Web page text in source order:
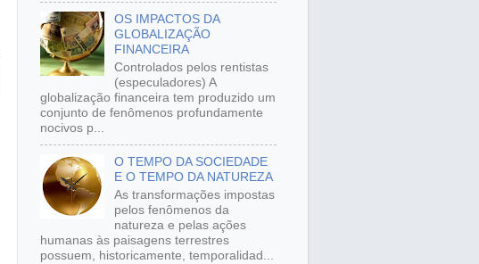
OS IMPACTOS DA
GLOBALIZAÇÃO
FINANCEIRA
Controlados pelos rentistas
(especuladores) A
globalização financeira tem produzido um
conjunto de fenômenos profundamente
nocivos p...
O TEMPO DA SOCIEDADE
E O TEMPO DA NATUREZA
As transformações impostas
pelos fenômenos da
natureza e pelas ações
humanas às paisagens terrestres
possuem, historicamente, temporalidad...